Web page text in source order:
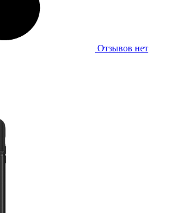
Отзывов нет